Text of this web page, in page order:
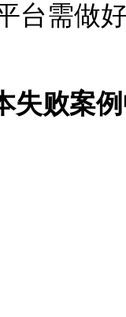
台需做
失败案